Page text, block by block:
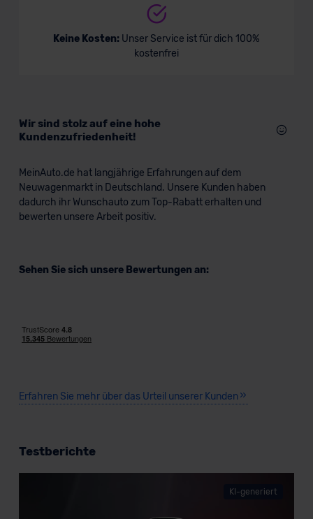
Keine Kosten: Unser Service ist für dich 100%
kostenfrei
Wir sind stolz auf eine hohe
Kundenzufriedenheit!
MeinAuto.de hat langjährige Erfahrungen auf dem
Neuwagenmarkt in Deutschland. Unsere Kunden haben
dadurch ihr Wunschauto zum Top-Rabatt erhalten und
bewerten unsere Arbeit positiv.
Sehen Sie sich unsere Bewertungen an:
Erfahren Sie mehr über das Urteil unserer Kunden
Testberichte
KI-generiert